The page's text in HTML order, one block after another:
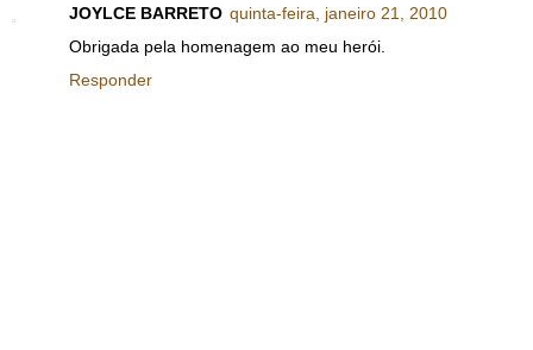
JOYLCE BARRETO quinta-feira, janeiro 21, 2010
Obrigada pela homenagem ao meu herói.
Responder